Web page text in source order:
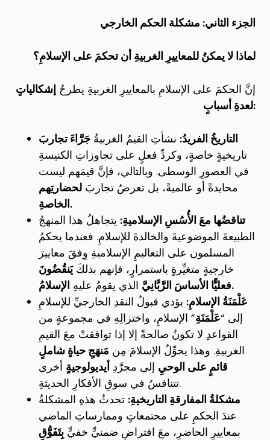
الجزء الثاني: مشكلة الحكم الخارجي
لماذا لا يمكنُ للمعاييرِ الغربيةِ أن تحكمَ على الإسلامِ؟
إنَّ الحكمَ على الإسلامِ بالمعاييرِ الغربيةِ يطرحُ إشكالياتٍ
لعدةِ أسبابٍ:
التاريخُ الفريدُ: نشأتِ القيمُ الغربيةُ جَرَّاءَ تجاربَ
تاريخيةٍ خاصةٍ، وكردِّ فعلٍ على تجاوزاتِ الكنيسةِ
في العصورِ الوسطى. وبالتالي، فإنَّ قيمَهم ليست
محايدةً أو عالميةً، بل تعرضُ تجاربَ لحضارتِهم
الخاصةِ.
تناقضُها معَ الأُسُسِ الإسلاميةِ: يتجاهلُ هذا المنهجُ
الطبيعةَ الموضوعيةَ والخالدةَ للإسلامِ. فعندما يحكمُ
المسلمون على التعاليمِ الإسلاميةِ وِفقَ معاييرَ
خارجيةٍ متغيِّرةٍ باستمرارٍ، فإنهم بذلكَيَنقُضُونَ
فعليًّا الأساسَ الرَّبَّانِيَّ الذي يقومُ عليهِ
الإسلامُ.
عَلْمَنَةُ الإسلامِ: يؤدي قبولُ النقدِ الخارجيِّ للإسلامِ
إلى “عَلْمَنَةِ” الإسلامِ، واختزالِهِ في مجموعةٍ من
القواعدِ لا تكونُ صالحةً إلا إذا توافقتْ معَ القيمِ
الغربيةِ. وهذا يحوِّلُ الإسلامَ مِن مَنهَجِ حياةٍ شاملٍ
قائمٍ على الوحيِ إلى مجرَّدِ أيديولوجيةٍ أخرى
تتنافسُ في سوقِ الأفكارِ الحديثةِ.
مشكلةُ المفارقةِ التاريخيةِ: تحدثُ هذهِ المشكلةُ
عندَ الحكمِ على مجتمعاتٍ وممارساتِ الماضي
بمعاييرِ الحاضرِ، معَ افتراضٍ ضمنيٍّ خفيٍّ بِتَفَوُّقِ